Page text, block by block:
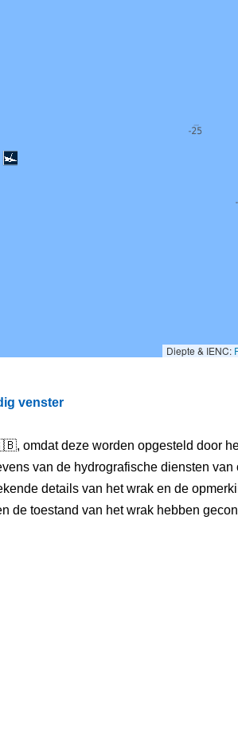
Diepte & IENC:
venster
omdat deze worden opgesteld door
van de hydrografische diensten van
details van het wrak en de
de toestand van het wrak hebben